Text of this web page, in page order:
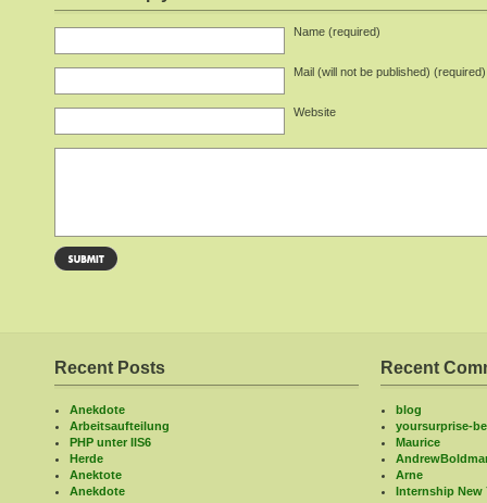
Name (required)
Mail (will not be published) (required)
Website
Recent Posts
Anekdote
Arbeitsaufteilung
PHP unter IIS6
Herde
Anektote
Anekdote
Recent
blog
yoursurprise-
Maurice
Arne
Internship New